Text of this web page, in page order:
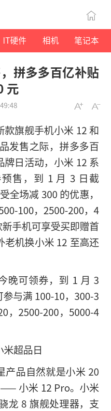
IT硬件 相机 笔记本
拼多多百亿补贴
元
款旗舰手机小米 12 和
发售之际，拼多多百
日活动，小米 12 系
售，到 1 月 3 日截
全场减 300 的优惠，
100，2500-200，4
手机可享受买即赠首
老机换小米 12 至高还
晚可领券，到 1 月 3
与满 100-10，300-3
，2500-200，5000-4
超品日
产品自然就是小米 20
小米 12 Pro。小米
龙 8 旗舰处理器，支